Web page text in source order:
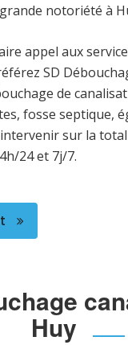
notoriété à
appel aux
SD
de
fosse septique,
sur la
24 et 7j/7.
Huy